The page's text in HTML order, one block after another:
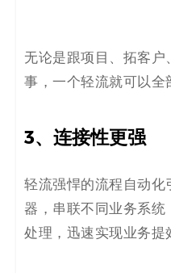
无论是跟项目、拓客户
事，一个轻流就可以全
3、连接性更强
轻流强悍的流程自动化
器，串联不同业务系统
处理，迅速实现业务提